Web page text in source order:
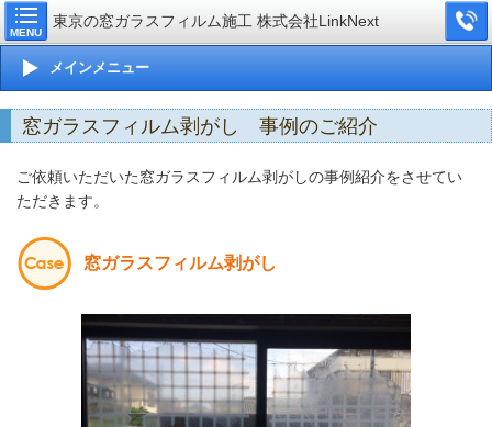
MENU
東京の窓ガラスフィルム施工 株式会社LinkNext
メインメニュー
窓ガラスフィルム剥がし 事例のご紹介
ご依頼いただいた窓ガラスフィルム剥がしの事例紹介をさせてい
ただきます。
窓ガラスフィルム剥がし